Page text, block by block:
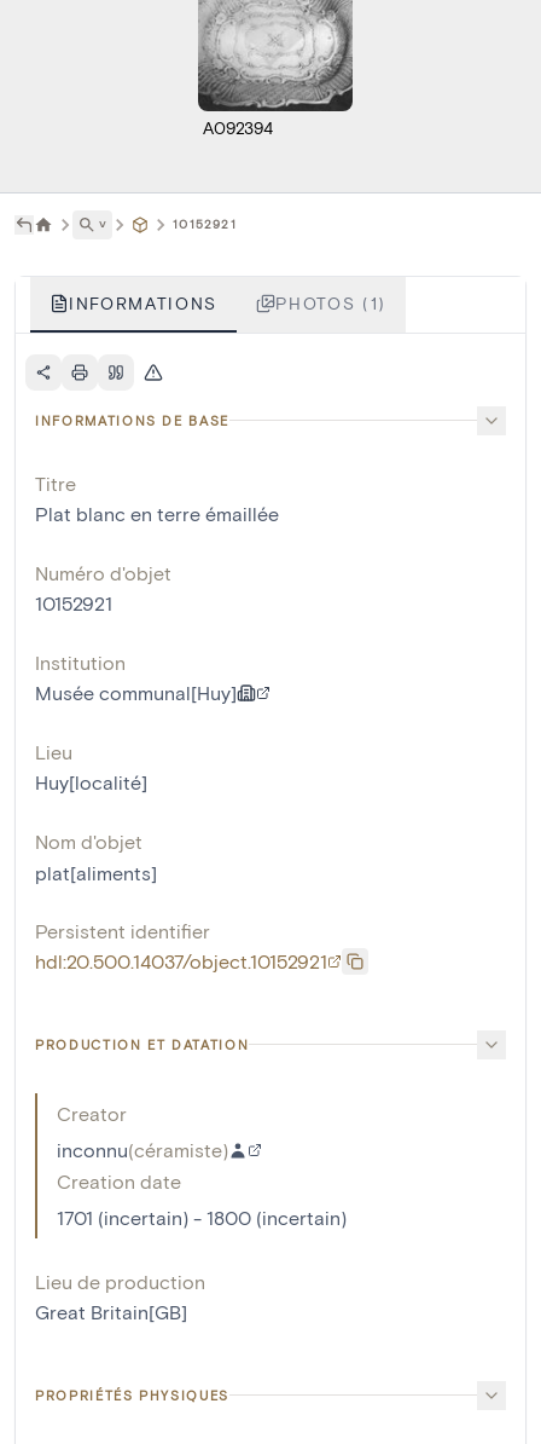
A092394
˅ 10152921
INFORMATIONS PHOTOS (1)
INFORMATIONS DE BASE
Titre
Plat blanc en terre émaillée
Numéro d'objet
10152921
Institution
Musée communal[Huy]
Lieu
Huy[localité]
Nom d'objet
plat[aliments]
Persistent identifier
hdl:20.500.14037/object.10152921
PRODUCTION ET DATATION
Creator
inconnu(céramiste)
Creation date
1701 (incertain) - 1800 (incertain)
Lieu de production
Great Britain[GB]
PROPRIÉTÉS PHYSIQUES